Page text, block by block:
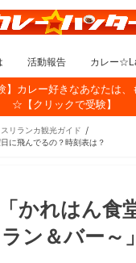
活動報告 カレー
】カレー好きなあなたは
☆【クリックで受験】
スリランカ観光ガイド
に飛んでるの？時刻表は？
かれはん食
ン＆バー～